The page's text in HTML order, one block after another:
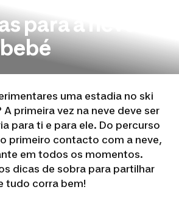
para a neve
uma estadia no ski
primeira vez na neve deve ser
para ti e para ele. Do percurso
primeiro contacto com a neve,
em todos os momentos.
dicas de sobra para partilhar
tudo corra bem!